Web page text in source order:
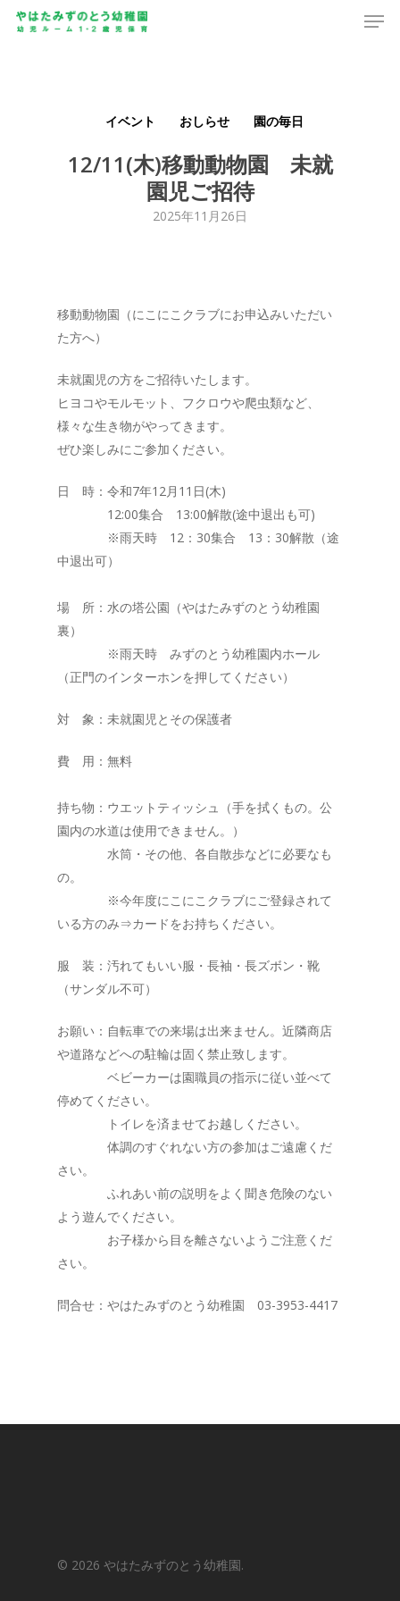
Skip
イベント おしらせ 園の毎日
12/11(木)移動動物園 未就
園児ご招待
2025年11月26日
移動動物園（にこにこクラブにお申込みいただい
た方へ）
未就園児の方をご招待いたします。
ヒヨコやモルモット、フクロウや爬虫類など、
様々な生き物がやってきます。
ぜひ楽しみにご参加ください。
日 時：令和7年12月11日(木)
12:00集合 13:00解散(途中退出も可)
※雨天時 12：30集合 13：30解散（途
中退出可）
場 所：水の塔公園（やはたみずのとう幼稚園
裏）
※雨天時 みずのとう幼稚園内ホール
（正門のインターホンを押してください）
対 象：未就園児とその保護者
費 用：無料
持ち物：ウエットティッシュ（手を拭くもの。公
園内の水道は使用できません。）
水筒・その他、各自散歩などに必要なも
の。
※今年度にこにこクラブにご登録されて
いる方のみ⇒カードをお持ちください。
服 装：汚れてもいい服・長袖・長ズボン・靴
（サンダル不可）
お願い：自転車での来場は出来ません。近隣商店
や道路などへの駐輪は固く禁止致します。
ベビーカーは園職員の指示に従い並べて
停めてください。
トイレを済ませてお越しください。
体調のすぐれない方の参加はご遠慮くだ
さい。
ふれあい前の説明をよく聞き危険のない
よう遊んでください。
お子様から目を離さないようご注意くだ
さい。
問合せ：やはたみずのとう幼稚園 03-3953-4417
© 2026 やはたみずのとう幼稚園.